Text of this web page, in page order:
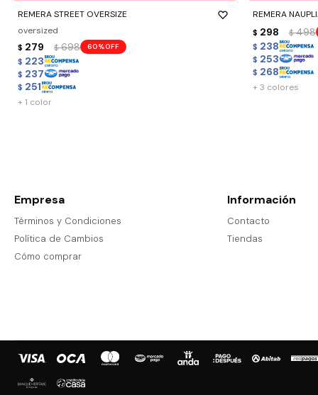
REMERA STREET OVERSIZE
oversized
$ 279 $ 698 60
$ 223
$ 237
$ 251
+ 1 color
REMERA
$ 298 $ 498
$ 238
$ 253
$ 268
+ 3 colores
Empresa
Términos y Condiciones
Política de Cambios
Cómo comprar
Información
Contacto
Tiendas